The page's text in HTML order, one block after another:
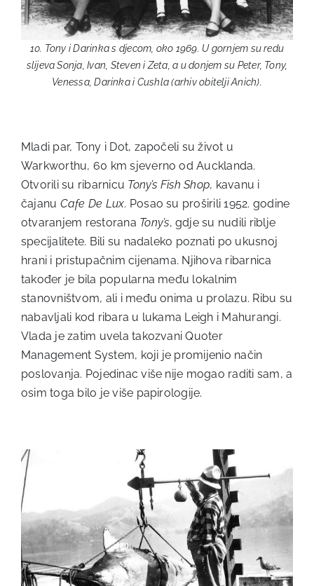
10. Tony i Darinka s djecom, oko 1969. U gornjem su redu
slijeva Sonja, Ivan, Steven i Zeta, a u donjem su Peter, Tony,
Venessa, Darinka i Cushla (arhiv obitelji Anich).
Mladi par, Tony i Dot, započeli su život u
Warkworthu, 60 km sjeverno od Aucklanda.
Otvorili su ribarnicu Tony’s Fish Shop, kavanu i
čajanu Cafe De Lux. Posao su proširili 1952. godine
otvaranjem restorana Tony’s, gdje su nudili riblje
specijalitete. Bili su nadaleko poznati po ukusnoj
hrani i pristupačnim cijenama. Njihova ribarnica
također je bila popularna među lokalnim
stanovništvom, ali i među onima u prolazu. Ribu su
nabavljali kod ribara u lukama Leigh i Mahurangi.
Vlada je zatim uvela takozvani Quoter
Management System, koji je promijenio način
poslovanja. Pojedinac više nije mogao raditi sam, a
osim toga bilo je više papirologije.